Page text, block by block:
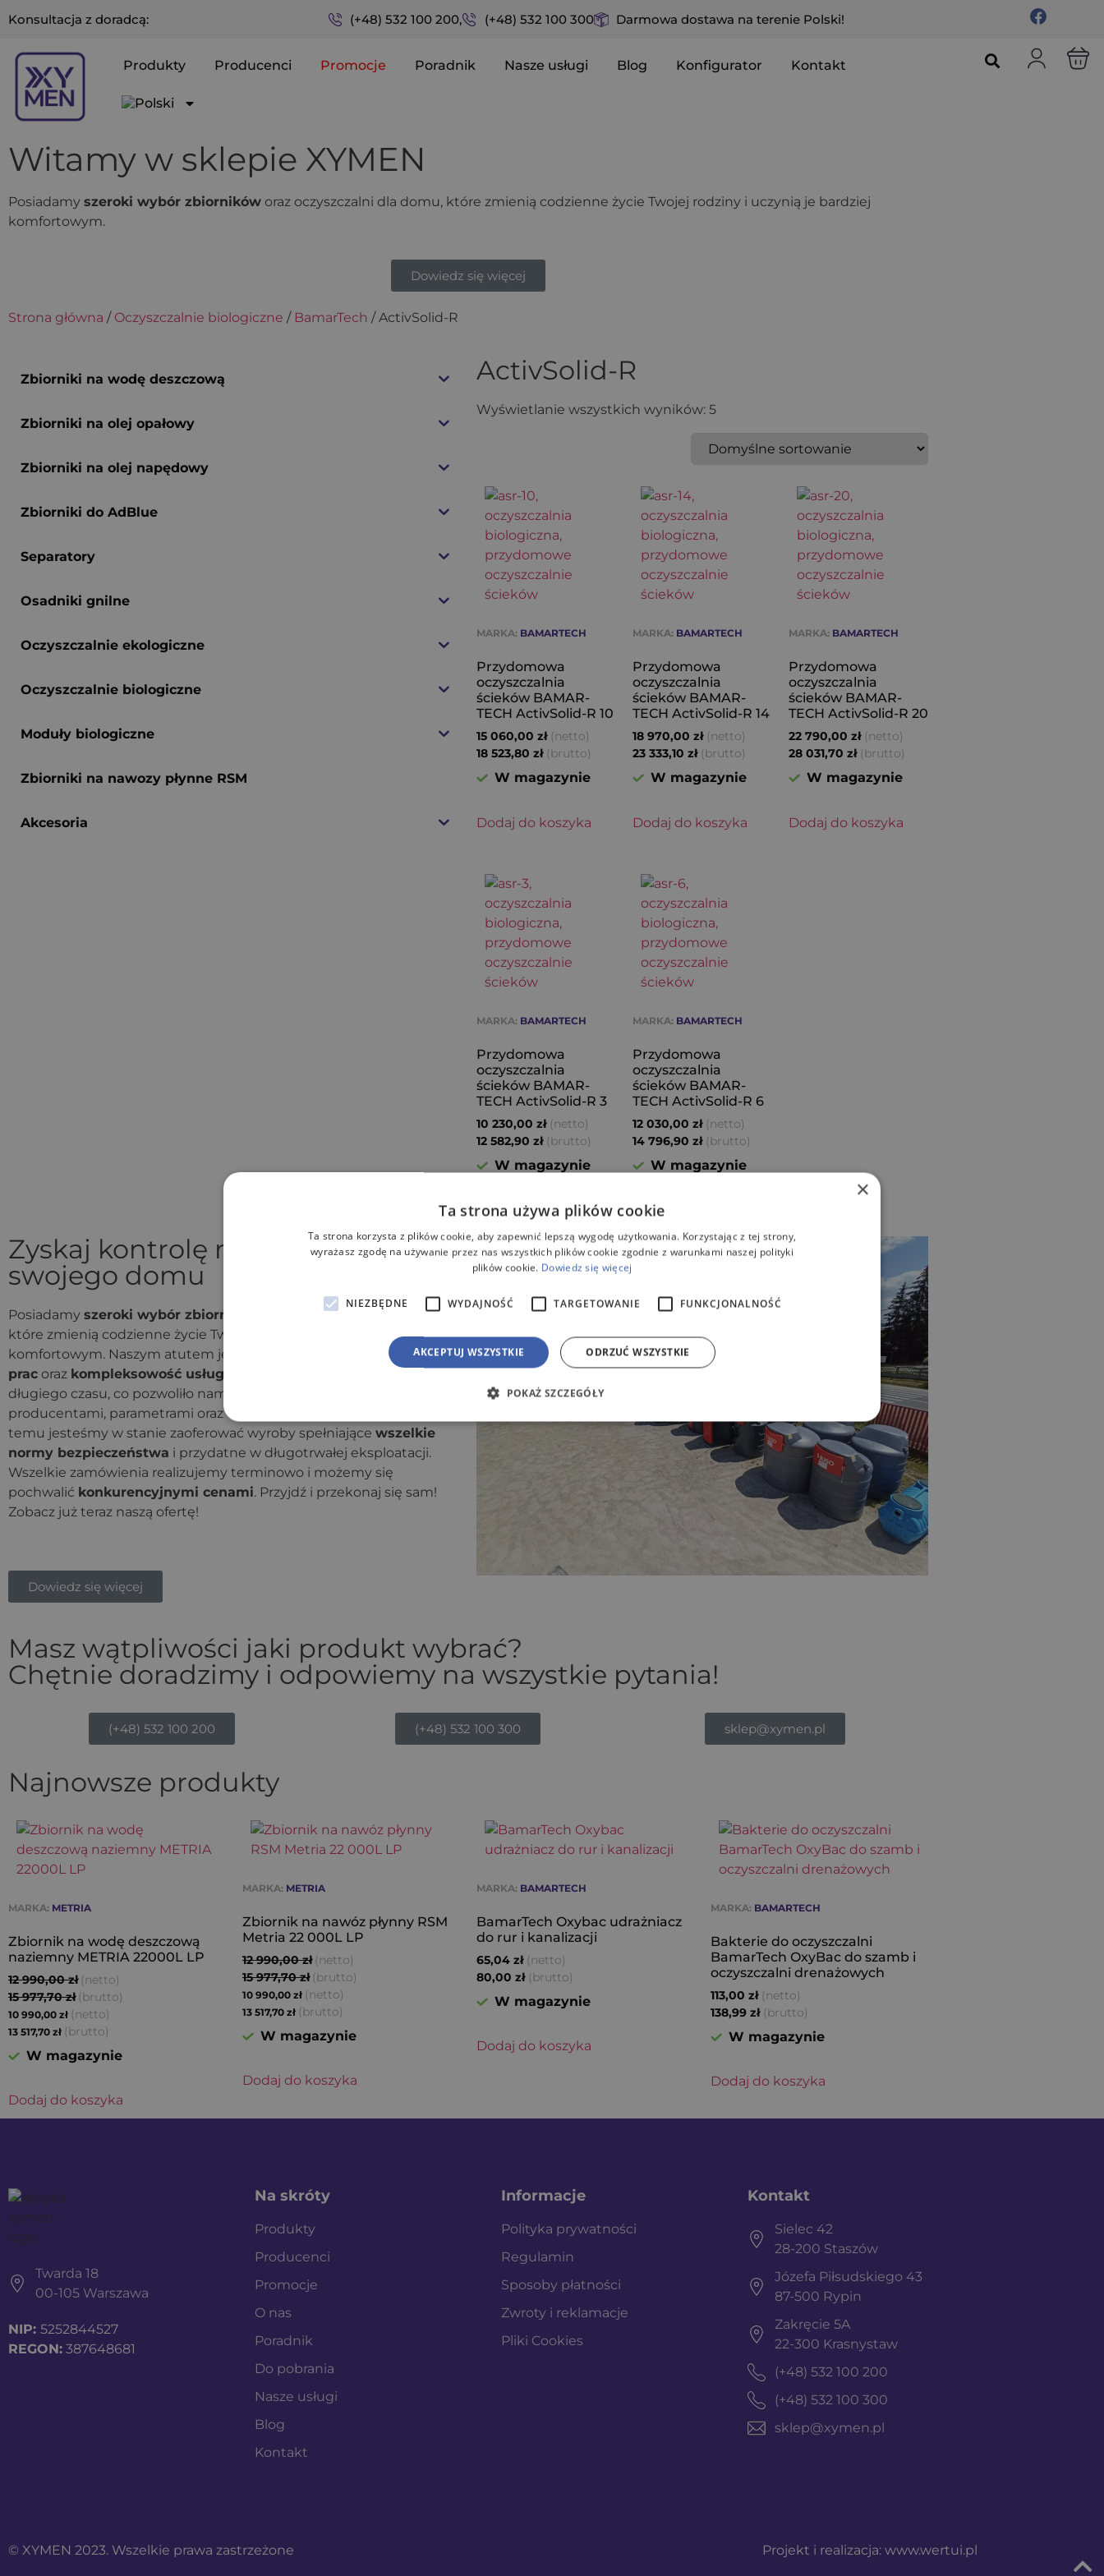
Konsultacja z doradcą: (+48) 532 100 200, (+48) 532 100 300 Darmowa dostawa na terenie Polski!
Produkty Producenci Promocje Poradnik Nasze usługi Blog Konfigurator Kontakt
Witamy w sklepie XYMEN
Posiadamy szeroki wybór zbiorników oraz oczyszczalni dla domu, które zmienią codzienne życie Twojej rodziny i uczynią je bardziej
komfortowym.
Dowiedz się więcej
Strona główna / Oczyszczalnie biologiczne / BamarTech / ActivSolid-R
Zbiorniki na wodę deszczową
Zbiorniki na olej opałowy
Zbiorniki na olej napędowy
Zbiorniki do AdBlue
Separatory
Osadniki gnilne
Oczyszczalnie ekologiczne
Oczyszczalnie biologiczne
Moduły biologiczne
Zbiorniki na nawozy płynne RSM
Akcesoria
ActivSolid-R
Wyświetlanie wszystkich wyników: 5
MARKA: BAMARTECH
Przydomowa
oczyszczalnia
ścieków BAMAR-
TECH ActivSolid-R 10
15 060,00 zł (netto)
18 523,80 zł (brutto)
W magazynie
Dodaj do koszyka
MARKA: BAMARTECH
Przydomowa
oczyszczalnia
ścieków BAMAR-
TECH ActivSolid-R 14
18 970,00 zł (netto)
23 333,10 zł (brutto)
W magazynie
Dodaj do koszyka
MARKA: BAMARTECH
Przydomowa
oczyszczalnia
ścieków BAMAR-
TECH ActivSolid-R 20
22 790,00 zł (netto)
28 031,70 zł (brutto)
W magazynie
Dodaj do koszyka
MARKA: BAMARTECH
Przydomowa
oczyszczalnia
ścieków BAMAR-
TECH ActivSolid-R 3
10 230,00 zł (netto)
12 582,90 zł (brutto)
W magazynie
Dodaj do koszyka
MARKA: BAMARTECH
Przydomowa
oczyszczalnia
ścieków BAMAR-
TECH ActivSolid-R 6
12 030,00 zł (netto)
14 796,90 zł (brutto)
W magazynie
Dodaj do koszyka
Zyskaj kontrolę nad zasobami
swojego domu
Posiadamy szeroki wybór zbiorników
oraz oczyszczalni dla domu,
które zmienią codzienne życie Twojej rodziny i uczynią je bardziej
komfortowym. Naszym atutem jest
staranność wykonywania
prac oraz kompleksowość usług
długiego czasu, co pozwoliło nam dokładnie zapoznać się z
producentami, parametrami oraz trudnymi przypadkami. Dzięki
temu jesteśmy w stanie zaoferować wyroby spełniające wszelkie
normy bezpieczeństwa i przydatne w długotrwałej eksploatacji.
Wszelkie zamówienia realizujemy terminowo i możemy się
pochwalić konkurencyjnymi cenami. Przyjdź i przekonaj się sam!
Zobacz już teraz naszą ofertę!
Dowiedz się więcej
Masz wątpliwości jaki produkt wybrać?
Chętnie doradzimy i odpowiemy na wszystkie pytania!
(+48) 532 100 200 (+48) 532 100 300 sklep@xymen.pl
Najnowsze produkty
MARKA: METRIA
Zbiornik na wodę deszczową
naziemny METRIA 22000L LP
12 990,00zł (netto)
15 977,70zł (brutto)
10 990,00 zł (netto)
13 517,70 zł (brutto)
W magazynie
Dodaj do koszyka
MARKA: METRIA
Zbiornik na nawóz płynny RSM
Metria 22 000L LP
12 990,00zł (netto)
15 977,70zł (brutto)
10 990,00 zł (netto)
13 517,70 zł (brutto)
W magazynie
Dodaj do koszyka
MARKA: BAMARTECH
BamarTech Oxybac udrażniacz
do rur i kanalizacji
65,04 zł (netto)
80,00 zł (brutto)
W magazynie
Dodaj do koszyka
MARKA: BAMARTECH
Bakterie do oczyszczalni
BamarTech OxyBac do szamb i
oczyszczalni drenażowych
113,00 zł (netto)
138,99 zł (brutto)
W magazynie
Dodaj do koszyka
Twarda 18
00-105 Warszawa
NIP: 5252844527
REGON: 387648681
Na skróty
Produkty
Producenci
Promocje
O nas
Poradnik
Do pobrania
Nasze usługi
Blog
Kontakt
Informacje
Polityka prywatności
Regulamin
Sposoby płatności
Zwroty i reklamacje
Pliki Cookies
Kontakt
Sielec 42
28-200 Staszów
Józefa Piłsudskiego 43
87-500 Rypin
Zakręcie 5A
22-300 Krasnystaw
(+48) 532 100 200
(+48) 532 100 300
sklep@xymen.pl
© XYMEN 2023. Wszelkie prawa zastrzeżone Projekt i realizacja: www.wertui.pl
×
Ta strona używa plików cookie
Ta strona korzysta z plików cookie, aby zapewnić lepszą wygodę użytkowania. Korzystając z tej strony,
wyrażasz zgodę na używanie przez nas wszystkich plików cookie zgodnie z warunkami naszej polityki
plików cookie. Dowiedz się więcej
NIEZBĘDNE WYDAJNOŚĆ TARGETOWANIE FUNKCJONALNOŚĆ
AKCEPTUJ WSZYSTKIE ODRZUĆ WSZYSTKIE
POKAŻ SZCZEGÓŁY